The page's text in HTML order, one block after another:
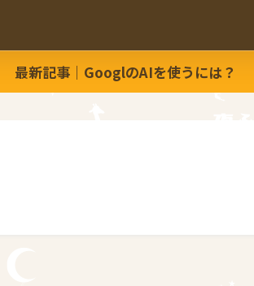
最新記事｜GooglのAIを使うには？